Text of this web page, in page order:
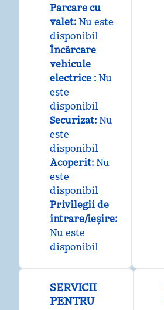
Parcare cu
valet: Nu este
disponibil
Încărcare
vehicule
electrice : Nu
este
disponibil
Securizat: Nu
este
disponibil
Acoperit: Nu
este
disponibil
Privilegii de
intrare/ieșire:
Nu este
disponibil
SERVICII
PENTRU